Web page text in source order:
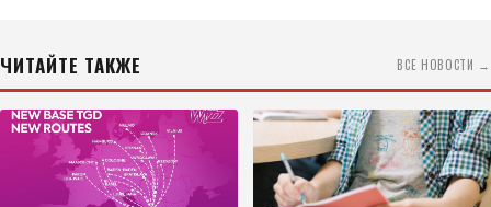
ЧИТАЙТЕ ТАКЖЕ ВСЕ НОВОСТИ →